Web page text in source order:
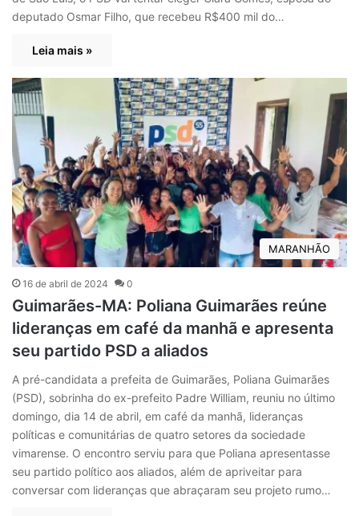
deputado Osmar Filho, que recebeu R$400 mil do…
Leia mais »
MARANHÃO
16 de abril de 2024 0
Guimarães-MA: Poliana Guimarães reúne
lideranças em café da manhã e apresenta
seu partido PSD a aliados
A pré-candidata a prefeita de Guimarães, Poliana Guimarães
(PSD), sobrinha do ex-prefeito Padre William, reuniu no último
domingo, dia 14 de abril, em café da manhã, lideranças
políticas e comunitárias de quatro setores da sociedade
vimarense. O encontro serviu para que Poliana apresentasse
seu partido político aos aliados, além de apriveitar para
conversar com lideranças que abraçaram seu projeto rumo…